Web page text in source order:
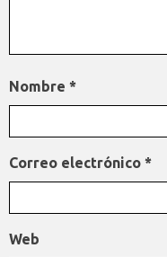
Nombre *
Correo electrónico *
Web